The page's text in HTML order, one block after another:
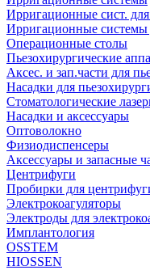
Ирригационные сист.
Ирригационные системы
Операционные столы
Пьезохирургические
Аксес. и зап.части для
Насадки для
Стоматологические
Насадки и аксессуары
Оптоволокно
Физиодиспенсеры
Аксессуары и запасные
Центрифуги
Пробирки для
Электрокоагуляторы
Электроды для
Имплантология
OSSTEM
HIOSSEN